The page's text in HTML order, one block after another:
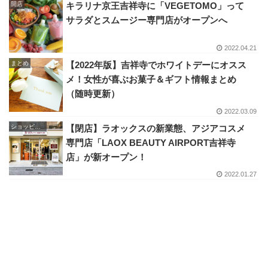
開店
キラリナ京王吉祥寺に「VEGETOMO」って
サラダとスムージー専門店がオープンへ
2022.04.21
まとめ
【2022年版】吉祥寺でホワイトデーにオスス
メ！女性が喜ぶお菓子＆ギフト情報まとめ
（随時更新）
2022.03.09
ショッピング
【閉店】ラオックスの新業態、アジアコスメ
専門店「LAOX BEAUTY AIRPORT吉祥寺
店」が新オープン！
2022.01.27